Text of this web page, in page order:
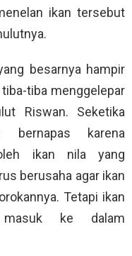
ikan tersebut
besarnya hampir
tiba menggelepar
Riswan. Seketika
bernapas karena
ikan nila yang
berusaha agar ikan
Tetapi ikan
ke dalam